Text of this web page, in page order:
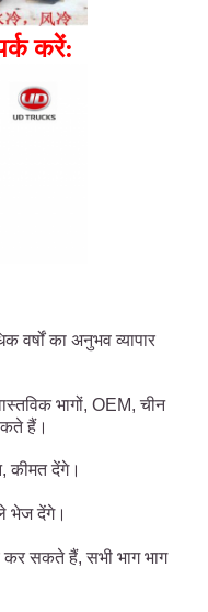
करें:
वर्षों का अनुभव व्यापार
भागों, OEM, चीन
हैं।
कीमत देंगे।
भेज देंगे।
सकते हैं, सभी भाग भाग